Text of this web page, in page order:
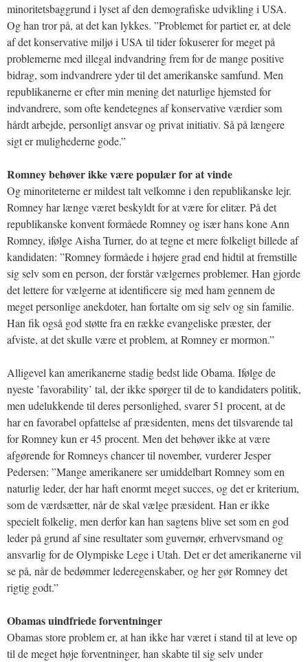
minoritetsbaggrund i lyset af den demografiske udvikling i USA.
Og han tror på, at det kan lykkes. ”Problemet for partiet er, at dele
af det konservative miljø i USA til tider fokuserer for meget på
problemerne med illegal indvandring frem for de mange positive
bidrag, som indvandrere yder til det amerikanske samfund. Men
republikanerne er efter min mening det naturlige hjemsted for
indvandrere, som ofte kendetegnes af konservative værdier som
hårdt arbejde, personligt ansvar og privat initiativ. Så på længere
sigt er mulighederne gode.”
Romney behøver ikke være populær for at vinde
Og minoriteterne er mildest talt velkomne i den republikanske lejr.
Romney har længe været beskyldt for at være for elitær. På det
republikanske konvent formåede Romney og især hans kone Ann
Romney, ifølge Aisha Turner, do at tegne et mere folkeligt billede af
kandidaten: ”Romney formåede i højere grad end hidtil at fremstille
sig selv som en person, der forstår vælgernes problemer. Han gjorde
det lettere for vælgerne at identificere sig med ham gennem de
meget personlige anekdoter, han fortalte om sig selv og sin familie.
Han fik også god støtte fra en række evangeliske præster, der
afviste, at det skulle være et problem, at Romney er mormon.”
Alligevel kan amerikanerne stadig bedst lide Obama. Ifølge de
nyeste ’favorability’ tal, der ikke spørger til de to kandidaters politik,
men udelukkende til deres personlighed, svarer 51 procent, at de
har en favorabel opfattelse af præsidenten, mens det tilsvarende tal
for Romney kun er 45 procent. Men det behøver ikke at være
afgørende for Romneys chancer til november, vurderer Jesper
Pedersen: ”Mange amerikanere ser umiddelbart Romney som en
naturlig leder, der har haft enormt meget succes, og det er kriterium,
som de værdsætter, når de skal vælge præsident. Han er ikke
specielt folkelig, men derfor kan han sagtens blive set som en god
leder på grund af sine resultater som guvernør, erhvervsmand og
ansvarlig for de Olympiske Lege i Utah. Det er det amerikanerne vil
se på, når de bedømmer lederegenskaber, og her gør Romney det
rigtig godt.”
Obamas uindfriede forventninger
Obamas store problem er, at han ikke har været i stand til at leve op
til de meget høje forventninger, han skabte til sig selv under